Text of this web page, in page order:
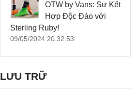
OTW by Vans: Sự Kết
Hợp Độc Đáo với
Sterling Ruby!
09/05/2024 20:32:53
LƯU TRỮ